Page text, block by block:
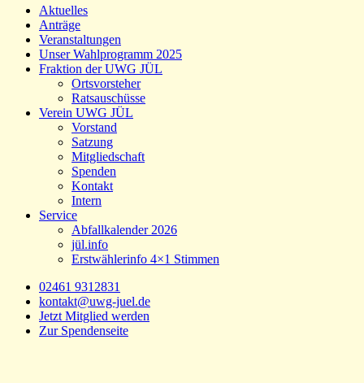
Aktuelles
Anträge
Veranstaltungen
Unser Wahlprogramm 2025
Fraktion der UWG JÜL
Ortsvorsteher
Ratsauschüsse
Verein UWG JÜL
Vorstand
Satzung
Mitgliedschaft
Spenden
Kontakt
Intern
Service
Abfallkalender 2026
jül.info
Erstwählerinfo 4×1 Stimmen
02461 9312831
kontakt@uwg-juel.de
Jetzt Mitglied werden
Zur Spendenseite